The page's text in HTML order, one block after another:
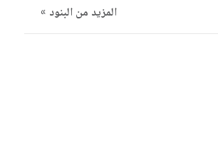
المزيد من البنود »